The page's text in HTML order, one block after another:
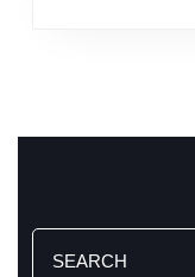
Search
for: